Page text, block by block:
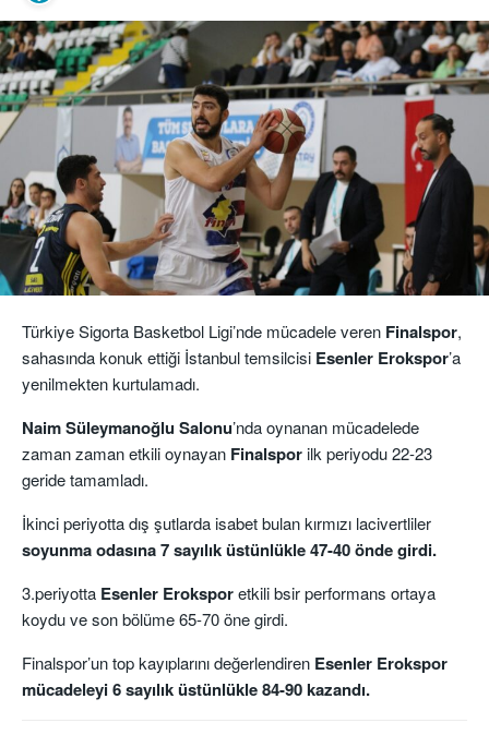
Türkiye Sigorta Basketbol Ligi’nde mücadele veren Finalspor,
sahasında konuk ettiği İstanbul temsilcisi Esenler Erokspor’a
yenilmekten kurtulamadı.
Naim Süleymanoğlu Salonu’nda oynanan mücadelede
zaman zaman etkili oynayan Finalsporilk periyodu 22-23
geride tamamladı.
İkinci periyotta dış şutlarda isabet bulan kırmızı lacivertliler
soyunma odasına 7 sayılık üstünlükle 47-40 önde girdi.
3.periyotta Esenler Eroksporetkili bsir performans ortaya
koydu ve son bölüme 65-70 öne girdi.
Finalspor’un top kayıplarını değerlendiren Esenler Erokspor
mücadeleyi 6 sayılık üstünlükle 84-90 kazandı.